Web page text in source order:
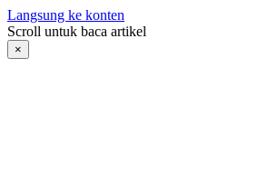
Langsung ke konten
Scroll untuk baca artikel
×